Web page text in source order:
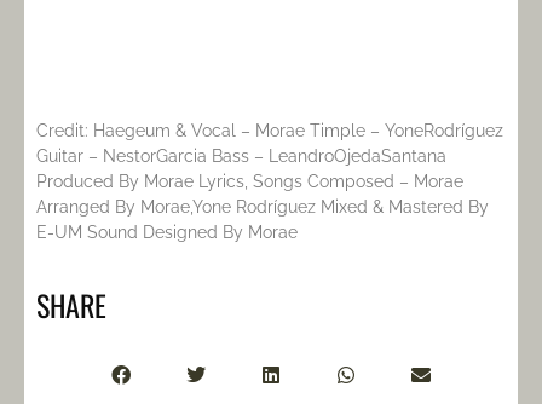
Credit: Haegeum & Vocal – Morae Timple – YoneRodríguez
Guitar – NestorGarcia Bass – LeandroOjedaSantana
Produced By Morae Lyrics, Songs Composed – Morae
Arranged By Morae,Yone Rodríguez Mixed & Mastered By
E-UM Sound Designed By Morae
SHARE